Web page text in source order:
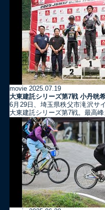
movie 2025.07.19
大東建託シリーズ第7戦 ⼩丹晄
6月29日、埼玉県秩父市滝沢サ
大東建託シリーズ第7戦。最高